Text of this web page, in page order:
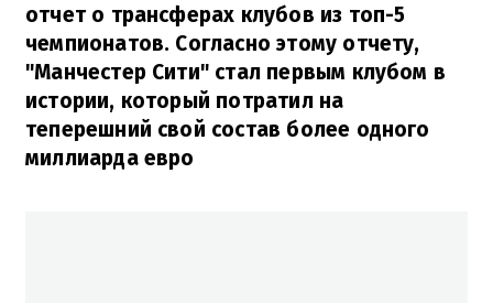
отчет о трансферах клубов из топ-5
чемпионатов. Согласно этому отчету,
"Манчестер Сити" стал первым клубом в
истории, который потратил на
теперешний свой состав более одного
миллиарда евро